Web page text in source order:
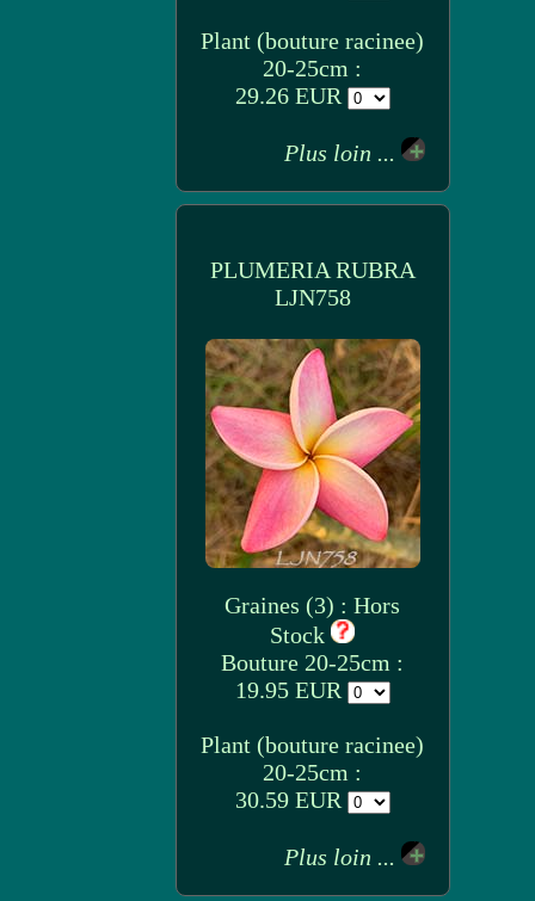
Plant (bouture racinee)
20-25cm :
29.26 EUR
Plus loin ...
PLUMERIA RUBRA
LJN758
Graines (3) : Hors
Stock
Bouture 20-25cm :
19.95 EUR
Plant (bouture racinee)
20-25cm :
30.59 EUR
Plus loin ...